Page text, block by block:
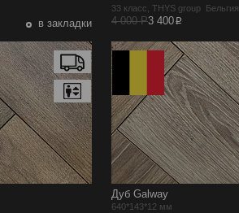
в закладки
33 класс, THYS group Бельгия
4 000 Р3 400p
Дуб Galway
640*143*12 мм